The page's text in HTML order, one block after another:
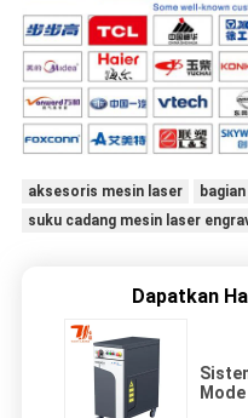
aksesoris mesin laser
suku cadang mesin laser
Dapatkan